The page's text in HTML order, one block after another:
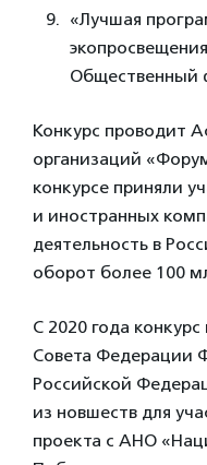
«Лучшая
Общественный
Конкурс проводит
организаций
конкурсе приняли
и иностранных
деятельность в
оборот более 100
С 2020 года
Совета Федерации
Российской
из новшеств для
проекта с АНО